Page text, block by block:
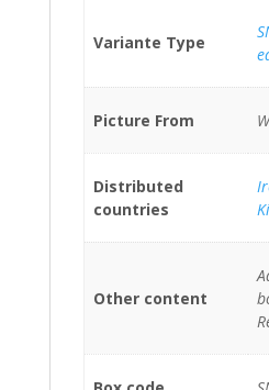
Variante Type
Picture From
Distributed
countries
Other content